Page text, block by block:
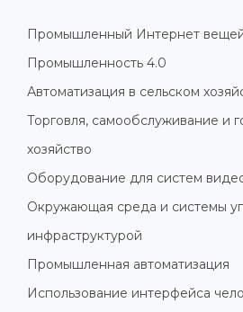
Промышленный Интернет
Промышленность 4.0
Автоматизация в сельском
Торговля, самообслуживание и
хозяйство
Оборудование для систем
Окружающая среда и системы
инфраструктурой
Промышленная автоматизация
Использование интерфейса